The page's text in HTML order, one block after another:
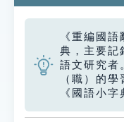
生命大百科索引
遊戲專區
教學應用
《重編國
典，主要記
語文研究者
（職）的
《國語小